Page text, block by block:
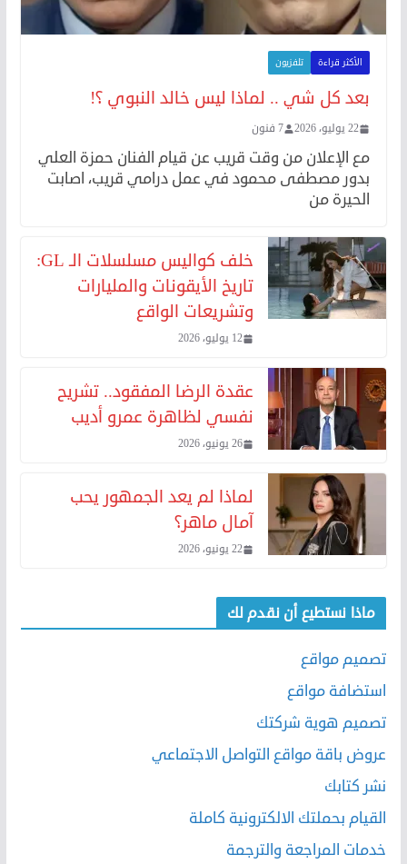
الأكثر قراءة تلفزيون
بعد كل شي .. لماذا ليس خالد النبوي ؟!
22 يوليو، 2026 7 فنون
مع الإعلان من وقت قريب عن قيام الفنان حمزة العلي
بدور مصطفى محمود في عمل درامي قريب، اصابت
الحيرة من
خلف كواليس مسلسلات الـ GL:
تاريخ الأيقونات والمليارات
وتشريعات الواقع
12 يوليو، 2026
عقدة الرضا المفقود.. تشريح
نفسي لظاهرة عمرو أديب
26 يونيو، 2026
لماذا لم يعد الجمهور يحب
آمال ماهر؟
22 يونيو، 2026
ماذا نستطيع أن نقدم لك
تصميم مواقع
استضافة مواقع
تصميم هوية شركتك
عروض باقة مواقع التواصل الاجتماعي
نشر كتابك
القيام بحملتك الالكترونية كاملة
خدمات المراجعة والترجمة